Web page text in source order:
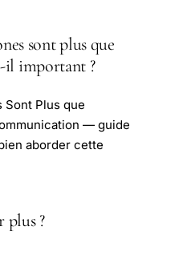
sont plus que
il important ?
Sont Plus que
— guide
aborder cette
plus ?